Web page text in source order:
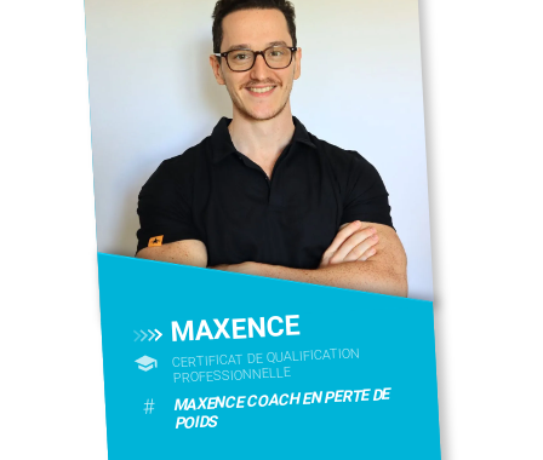
MAXENCE
CERTIFICAT DE QUALIFICATION
PROFESSIONNELLE
# MAXENCE COACH EN PERTE DE
POIDS